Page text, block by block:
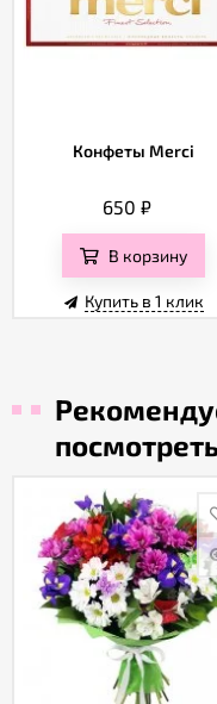
Конфеты Merci
650 ₽
В корзину
Купить в 1 клик